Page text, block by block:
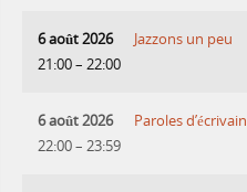
6 août 2026
21:00– 22:00
Jazzons un peu
6 août 2026
22:00– 23:59
Paroles d’écrivain